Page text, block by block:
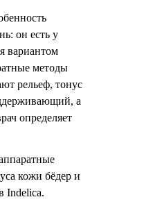
он есть у
вариантом
методы
рельеф, тонус
а
определяет
кожи бёдер и
Indelica.